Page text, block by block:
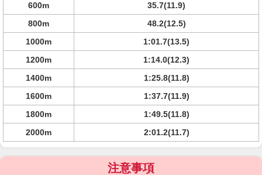
600m
35.7(11.9)
800m
48.2(12.5)
1000m
1:01.7(13.5)
1200m
1:14.0(12.3)
1400m
1:25.8(11.8)
1600m
1:37.7(11.9)
1800m
1:49.5(11.8)
2000m
2:01.2(11.7)
注意事項